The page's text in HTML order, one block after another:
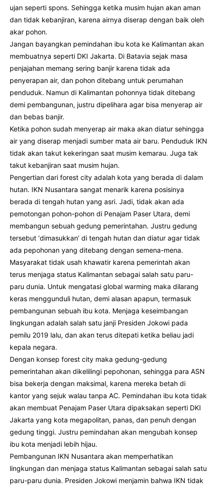
ujan seperti spons. Sehingga ketika musim hujan akan aman
dan tidak kebanjiran, karena airnya diserap dengan baik oleh
akar pohon.
Jangan bayangkan pemindahan ibu kota ke Kalimantan akan
membuatnya seperti DKI Jakarta. Di Batavia sejak masa
penjajahan memang sering banjir karena tidak ada
penyerapan air, dan pohon ditebang untuk perumahan
penduduk. Namun di Kalimantan pohonnya tidak ditebang
demi pembangunan, justru dipelihara agar bisa menyerap air
dan bebas banjir.
Ketika pohon sudah menyerap air maka akan diatur sehingga
air yang diserap menjadi sumber mata air baru. Penduduk IKN
tidak akan takut kekeringan saat musim kemarau. Juga tak
takut kebanjiran saat musim hujan.
Pengertian dari forest city adalah kota yang berada di dalam
hutan. IKN Nusantara sangat menarik karena posisinya
berada di tengah hutan yang asri. Jadi, tidak akan ada
pemotongan pohon-pohon di Penajam Paser Utara, demi
membangun sebuah gedung pemerintahan. Justru gedung
tersebut ‘dimasukkan’ di tengah hutan dan diatur agar tidak
ada pepohonan yang ditebang dengan semena-mena.
Masyarakat tidak usah khawatir karena pemerintah akan
terus menjaga status Kalimantan sebagai salah satu paru-
paru dunia. Untuk mengatasi global warming maka dilarang
keras menggunduli hutan, demi alasan apapun, termasuk
pembangunan sebuah ibu kota. Menjaga keseimbangan
lingkungan adalah salah satu janji Presiden Jokowi pada
pemilu 2019 lalu, dan akan terus ditepati ketika beliau jadi
kepala negara.
Dengan konsep forest city maka gedung-gedung
pemerintahan akan dikelilingi pepohonan, sehingga para ASN
bisa bekerja dengan maksimal, karena mereka betah di
kantor yang sejuk walau tanpa AC. Pemindahan ibu kota tidak
akan membuat Penajam Paser Utara dipaksakan seperti DKI
Jakarta yang kota megapolitan, panas, dan penuh dengan
gedung tinggi. Justru pemindahan akan mengubah konsep
ibu kota menjadi lebih hijau.
Pembangunan IKN Nusantara akan memperhatikan
lingkungan dan menjaga status Kalimantan sebagai salah satu
paru-paru dunia. Presiden Jokowi menjamin bahwa IKN tidak